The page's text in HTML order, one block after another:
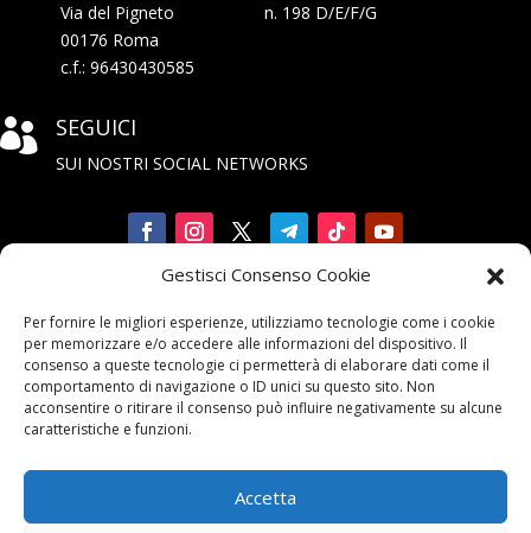
Gestisci Consenso Cookie
Per fornire le migliori esperienze, utilizziamo tecnologie come i cookie
per memorizzare e/o accedere alle informazioni del dispositivo. Il
consenso a queste tecnologie ci permetterà di elaborare dati come il
comportamento di navigazione o ID unici su questo sito. Non
acconsentire o ritirare il consenso può influire negativamente su alcune
caratteristiche e funzioni.
Accetta
Via del Pigneto n. 198 D/E/F/G
00176 Roma
c.f.: 96430430585
 SEGUICI
SUI NOSTRI SOCIAL NETWORKS

alla Newsletter